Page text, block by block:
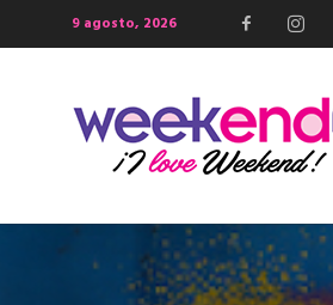
9 agosto, 2026